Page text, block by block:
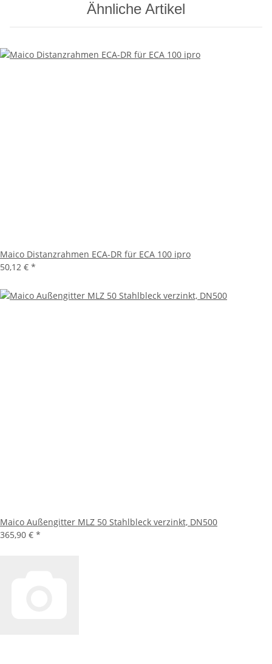
Ähnliche Artikel
Maico Distanzrahmen ECA-DR für ECA 100 ipro
50,12 € *
Maico Außengitter MLZ 50 Stahlbleck verzinkt, DN500
365,90 € *